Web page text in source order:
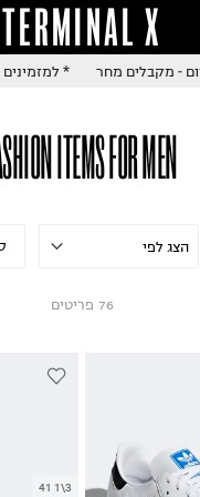
TERMINAL X
מחר
והחזרות בקליקעם שליח עד הבית!
ITEMS FOR MEN
76 פריטים
41 1\3